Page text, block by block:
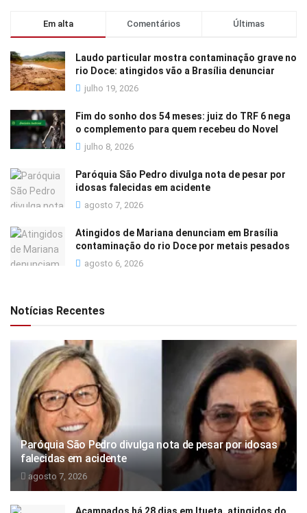
Em alta Comentários Últimas
Laudo particular mostra contaminação grave no
rio Doce: atingidos vão a Brasília denunciar
julho 19, 2026
Fim do sonho dos 54 meses: juiz do TRF 6 nega
o complemento para quem recebeu do Novel
julho 8, 2026
Paróquia São Pedro divulga nota de pesar por
idosas falecidas em acidente
agosto 7, 2026
Atingidos de Mariana denunciam em Brasília
contaminação do rio Doce por metais pesados
agosto 6, 2026
Notícias Recentes
Paróquia São Pedro divulga nota de pesar por idosas
falecidas em acidente
agosto 7, 2026